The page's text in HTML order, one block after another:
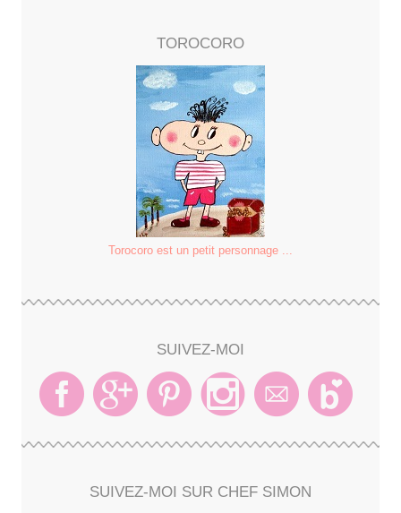
TOROCORO
Torocoro est un petit personnage ...
SUIVEZ-MOI
SUIVEZ-MOI SUR CHEF SIMON